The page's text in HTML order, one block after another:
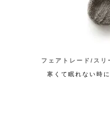
フェアトレード/ス
寒くて眠れない時